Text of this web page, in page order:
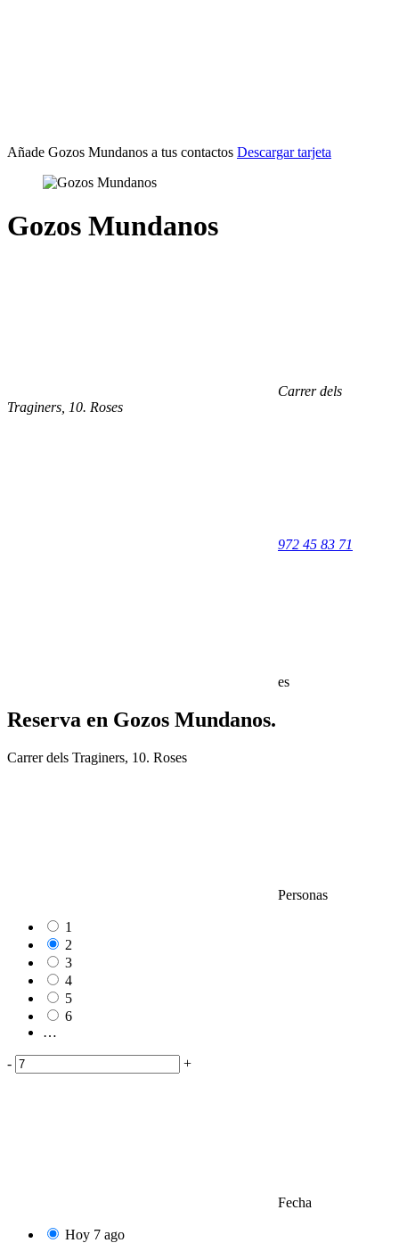
Añade Gozos Mundanos a tus contactos Descargar tarjeta
Gozos Mundanos
Carrer dels
Traginers, 10. Roses
972 45 83 71
es
Reserva en Gozos Mundanos.
Carrer dels Traginers, 10. Roses
Personas
1
2
3
4
5
6
…
- +
Fecha
Hoy 7 ago